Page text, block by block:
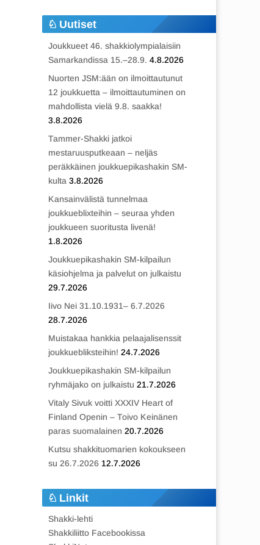
Uutiset
Joukkueet 46. shakkiolympialaisiin
Samarkandissa 15.–28.9. 4.8.2026
Nuorten JSM:ään on ilmoittautunut
12 joukkuetta – ilmoittautuminen on
mahdollista vielä 9.8. saakka!
3.8.2026
Tammer-Shakki jatkoi
mestaruusputkeaan – neljäs
peräkkäinen joukkuepikashakin SM-
kulta 3.8.2026
Kansainvälistä tunnelmaa
joukkueblixteihin – seuraa yhden
joukkueen suoritusta livenä!
1.8.2026
Joukkuepikashakin SM-kilpailun
käsiohjelma ja palvelut on julkaistu
29.7.2026
Iivo Nei 31.10.1931– 6.7.2026
28.7.2026
Muistakaa hankkia pelaajalisenssit
joukkuebliksteihin! 24.7.2026
Joukkuepikashakin SM-kilpailun
ryhmäjako on julkaistu 21.7.2026
Vitaly Sivuk voitti XXXIV Heart of
Finland Openin – Toivo Keinänen
paras suomalainen 20.7.2026
Kutsu shakkituomarien kokoukseen
su 26.7.2026 12.7.2026
Linkit
Shakki-lehti
Shakkiliitto Facebookissa